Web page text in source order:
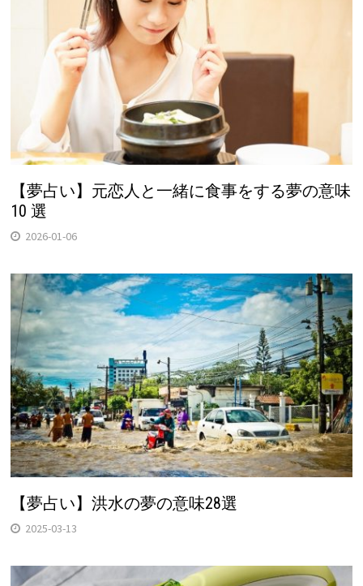
【夢占い】元恋人と一緒に食事をする夢の意味
10 選
2026-01-06
【夢占い】洪水の夢の意味28選
2025-03-13